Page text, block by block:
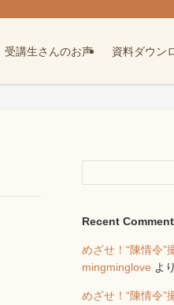
受講生さんのお声 資料ダウン
Recent
めざせ！“陳情令”
mingminglove より
めざせ！“陳情令”